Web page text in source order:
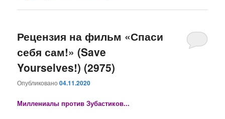
Рецензия на фильм «Спаси
себя сам!» (Save
Yourselves!) (2975)
Опубликовано04.11.2020
Миллениалы против Зубастиков...